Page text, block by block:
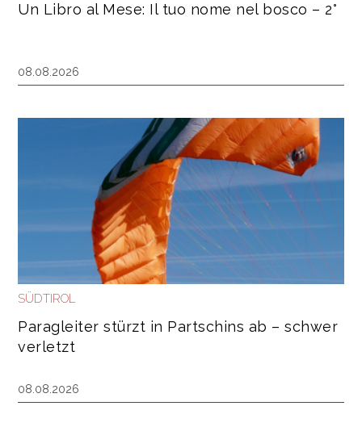
Un Libro al Mese: Il tuo nome nel bosco – 2°
08.08.2026
SÜDTIROL
Paragleiter stürzt in Partschins ab – schwer
verletzt
08.08.2026